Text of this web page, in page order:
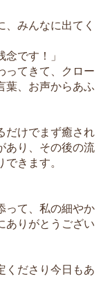
みんなに出てく
です！」
ってきて、クロー
葉、お声からあふ
だけでまず癒され
あり、その後の流
きます。
って、私の細やか
ありがとうござい
くださり今日もあ